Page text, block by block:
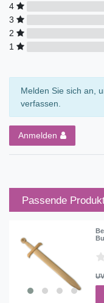
4
3
2
1
Melden Sie sich an,
verfassen.
Anmelden
Passende